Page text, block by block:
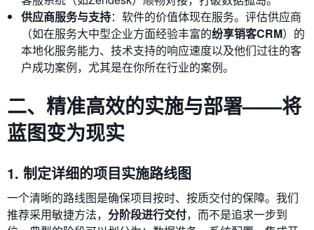
供应商服务与支持：软件的价值体现在服务。评估供应商
（如在服务大中型企业方面经验丰富的纷享销客CRM）的
本地化服务能力、技术支持的响应速度以及他们过往的客
户成功案例，尤其是在你所在行业的案例。
二、精准高效的实施与部署——将
蓝图变为现实
1. 制定详细的项目实施路线图
一个清晰的路线图是确保项目按时、按质交付的保障。我们
推荐采用敏捷方法， 分阶段进行交付，而不是追求一步到